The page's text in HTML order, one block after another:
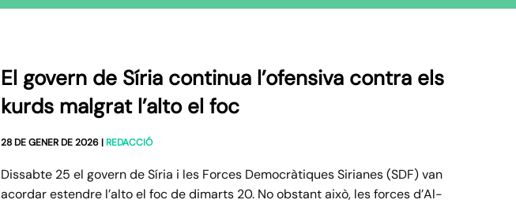
El govern de Síria continua l’ofensiva contra els
kurds malgrat l’alto el foc
28 DE GENER DE 2026 |REDACCIÓ
Dissabte 25 el govern de Síria i les Forces Democràtiques Sirianes (SDF) van
acordar estendre l’alto el foc de dimarts 20. No obstant això, les forces d’Al-